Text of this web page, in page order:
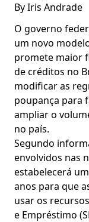
ByIris Andrade
O governo
um novo
promete maior
de créditos no
modificar as
poupança para
ampliar o
no país.
Segundo
envolvidos nas
estabelecerá
anos para que
usar os
e Empréstimo